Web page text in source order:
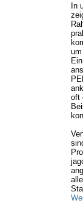
In
oft